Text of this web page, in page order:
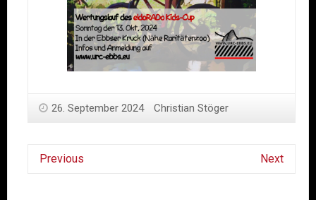
26. September 2024 Christian Stöger
Previous Next